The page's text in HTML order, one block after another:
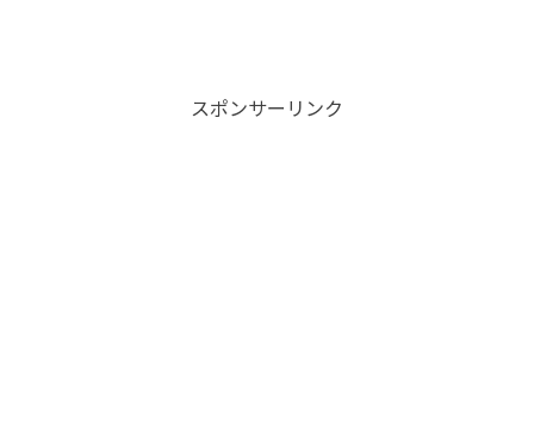
スポンサーリンク